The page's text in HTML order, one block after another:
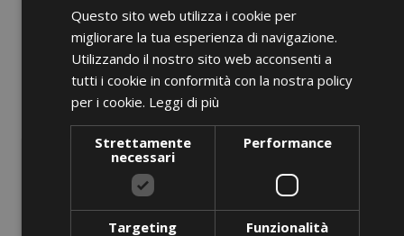
ANTEPRIMA
BLT 320 K Green
Questo sito web utilizza i cookie per
migliorare la tua esperienza di navigazione.
Utilizzando il nostro sito web acconsenti a
tutti i cookie in conformità con la nostra policy
per i cookie. Leggi di più
Strettamente
necessari
Performance
Targeting Funzionalità